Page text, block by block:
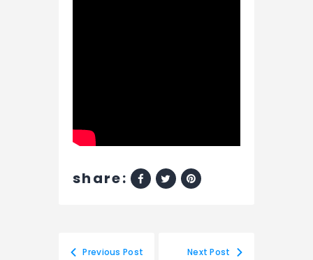
share:
Previous Post Next Post